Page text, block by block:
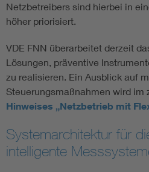
Netzbetreibers sind hierbei in
höher priorisiert.
VDE FNN überarbeitet derzeit
Lösungen, präventive
zu realisieren. Ein Ausblick auf
Steuerungsmaßnahmen wird im
Hinweises „Netzbetrieb mit
Systemarchitektur für
intelligente